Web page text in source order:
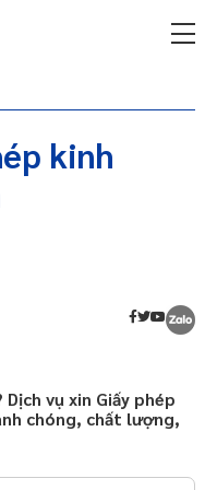
kinh
vụ xin Giấy phép
chóng, chất lượng,
phép kinh doanh rượu